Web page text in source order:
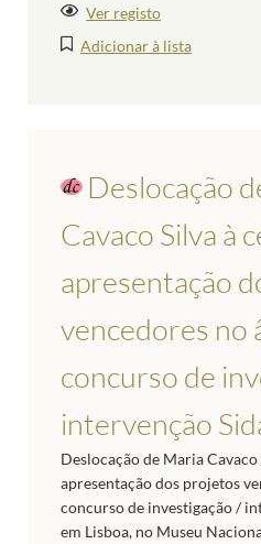
Ver registo
Adicionar à lista
Deslocação
Cavaco Silva à
apresentação
vencedores no
concurso de
intervenção
Deslocação de Maria
apresentação dos projetos
concurso de investigação /
em Lisboa, no Museu